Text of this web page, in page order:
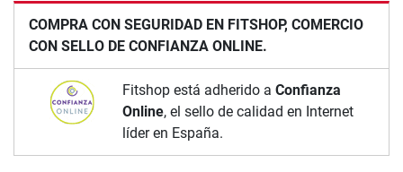
COMPRA CON SEGURIDAD EN FITSHOP, COMERCIO
CON SELLO DE CONFIANZA ONLINE.
Fitshop está adherido a Confianza
Online, el sello de calidad en Internet
líder en España.